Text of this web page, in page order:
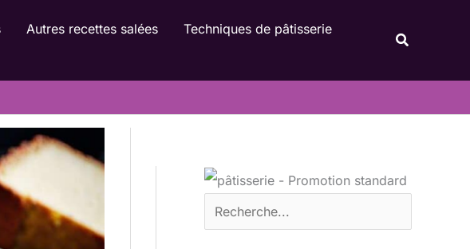
Autres recettes salées
Techniques de pâtisserie